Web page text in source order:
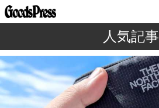
人気記事